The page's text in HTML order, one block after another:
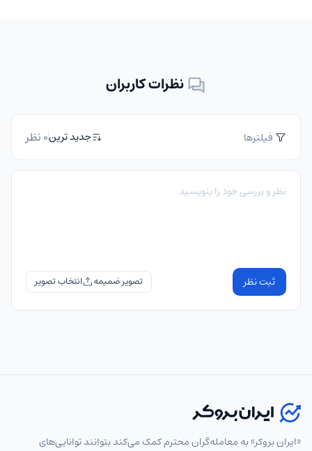
نظرات کاربران
فیلترها جدید ترین0 نظر
ثبت نظر تصویر ضمیمه
«ایران بروکر» به معامله‌گران محترم کمک می‌کند بتوانند توانایی‌های